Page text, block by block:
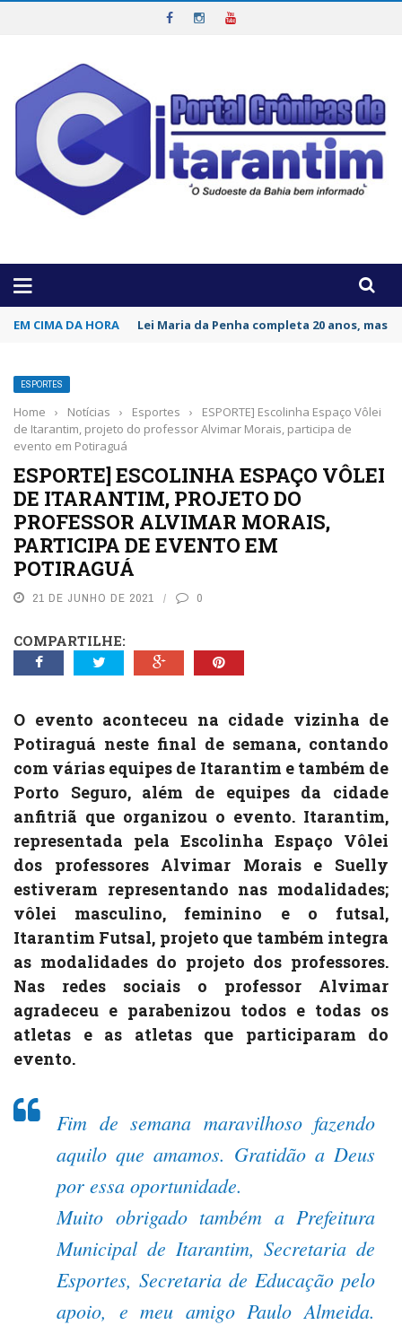
EM CIMA DA HORA Lei Maria da Penha completa 20 anos,
ESPORTES
Home › Notícias › Esportes ›
ESPORTE] Escolinha Espaço Vôlei
de Itarantim, projeto do professor Alvimar Morais, participa de
evento em Potiraguá
ESPORTE] ESCOLINHA ESPAÇO VÔLEI
DE ITARANTIM, PROJETO DO
PROFESSOR ALVIMAR MORAIS,
PARTICIPA DE EVENTO EM
POTIRAGUÁ
21 DE JUNHO DE 2021 0
COMPARTILHE:
O evento aconteceu na cidade vizinha de
Potiraguá neste final de semana, contando
com várias equipes de Itarantim e também de
Porto Seguro, além de equipes da cidade
anfitriã que organizou o evento. Itarantim,
representada pela Escolinha Espaço Vôlei
dos professores Alvimar Morais e Suelly
estiveram representando nas modalidades;
vôlei masculino, feminino e o futsal,
Itarantim Futsal, projeto que também integra
as modalidades do projeto dos professores.
Nas redes sociais o professor Alvimar
agradeceu e parabenizou todos e todas os
atletas e as atletas que participaram do
evento.
Fim de semana maravilhoso fazendo
aquilo que amamos. Gratidão a Deus
por essa oportunidade.
Muito obrigado também a Prefeitura
Municipal de Itarantim, Secretaria de
Esportes, Secretaria de Educação pelo
apoio, e meu amigo Paulo Almeida.